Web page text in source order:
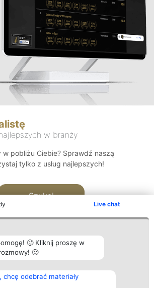
Live chat
🙂 Kliknij proszę w
🙂
odebrać materiały
w branży
w pobliżu Ciebie? Sprawdź naszą
tylko z usług najlepszych!
Szukaj
Plebiscyt
Laureaci
Kontakt
Kontakt